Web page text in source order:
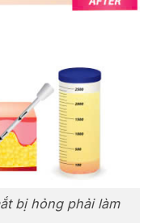
bị hỏng phải làm